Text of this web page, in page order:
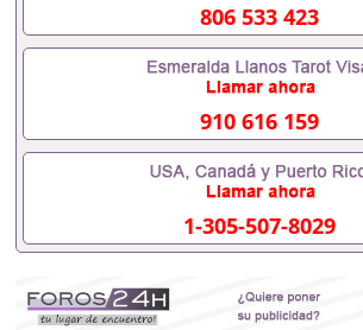
请学校、转学，甚至是申请工签都可以
上述材料，随时都可以安排办理，毕业
校，专业，学位，毕业时间都可以根据
排。 国内找工作假的毕业证可以用吗
毕业证成绩单可以办学历认证吗
外需要办理什么材料551190476入职事
的毕业证会查吗551190476入职国企/
什么材料551190476办理假毕业证在国
拿不到毕业证怎么办, 毕业证丢了怎么
业怎么办理毕业证,没毕业可以办学历认
因为中途辍学、挂科而没有正常毕业
因没正常毕业而导致回国得不到教育部
了不想读了,成绩不理想毕不了业怎么
806 533 423
910 616 159
1-305-507-8029